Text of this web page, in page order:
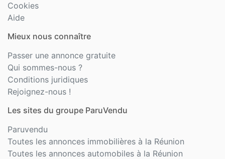
Cookies
Aide
Mieux nous connaître
Passer une annonce gratuite
Qui sommes-nous ?
Conditions juridiques
Rejoignez-nous !
Les sites du groupe ParuVendu
Paruvendu
Toutes les annonces immobilières à la Réunion
Toutes les annonces automobiles à la Réunion